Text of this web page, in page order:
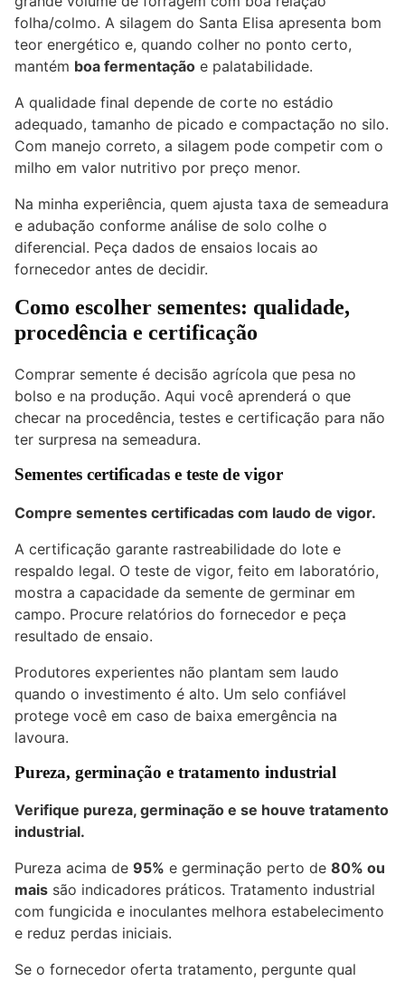
folha/colmo. A silagem do Santa Elisa apresenta bom
teor energético e, quando colher no ponto certo,
mantém boa fermentação e palatabilidade.
A qualidade final depende de corte no estádio
adequado, tamanho de picado e compactação no silo.
Com manejo correto, a silagem pode competir com o
milho em valor nutritivo por preço menor.
Na minha experiência, quem ajusta taxa de semeadura
e adubação conforme análise de solo colhe o
diferencial. Peça dados de ensaios locais ao
fornecedor antes de decidir.
Como escolher sementes: qualidade,
procedência e certificação
Comprar semente é decisão agrícola que pesa no
bolso e na produção. Aqui você aprenderá o que
checar na procedência, testes e certificação para não
ter surpresa na semeadura.
Sementes certificadas e teste de vigor
Compre sementes certificadas com laudo de vigor.
A certificação garante rastreabilidade do lote e
respaldo legal. O teste de vigor, feito em laboratório,
mostra a capacidade da semente de germinar em
campo. Procure relatórios do fornecedor e peça
resultado de ensaio.
Produtores experientes não plantam sem laudo
quando o investimento é alto. Um selo confiável
protege você em caso de baixa emergência na
lavoura.
Pureza, germinação e tratamento industrial
Verifique pureza, germinação e se houve tratamento
industrial.
Pureza acima de 95% e germinação perto de 80% ou
mais são indicadores práticos. Tratamento industrial
com fungicida e inoculantes melhora estabelecimento
e reduz perdas iniciais.
Se o fornecedor oferta tratamento, pergunte qual